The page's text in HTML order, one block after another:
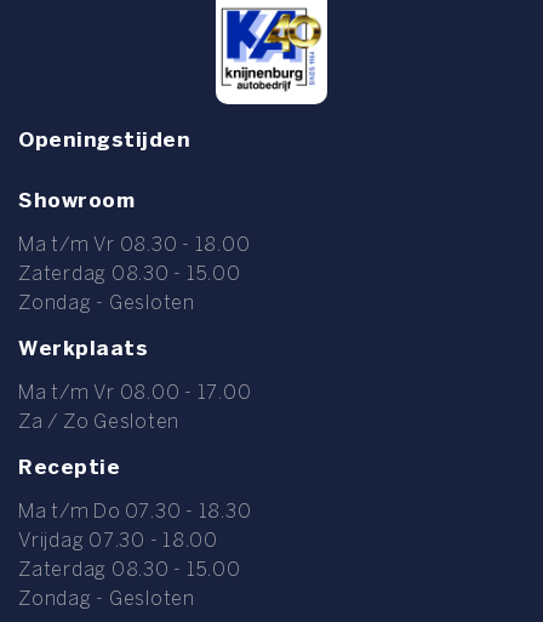
Openingstijden
Showroom
Ma t/m Vr 08.30 - 18.00
Zaterdag 08.30 - 15.00
Zondag - Gesloten
Werkplaats
Ma t/m Vr 08.00 - 17.00
Za / Zo Gesloten
Receptie
Ma t/m Do 07.30 - 18.30
Vrijdag 07.30 - 18.00
Zaterdag 08.30 - 15.00
Zondag - Gesloten